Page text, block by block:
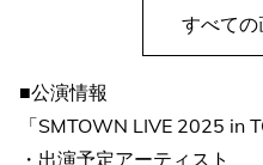
すべての
■公演情報
「SMTOWN LIVE 2025 in
・出演予定アーティスト